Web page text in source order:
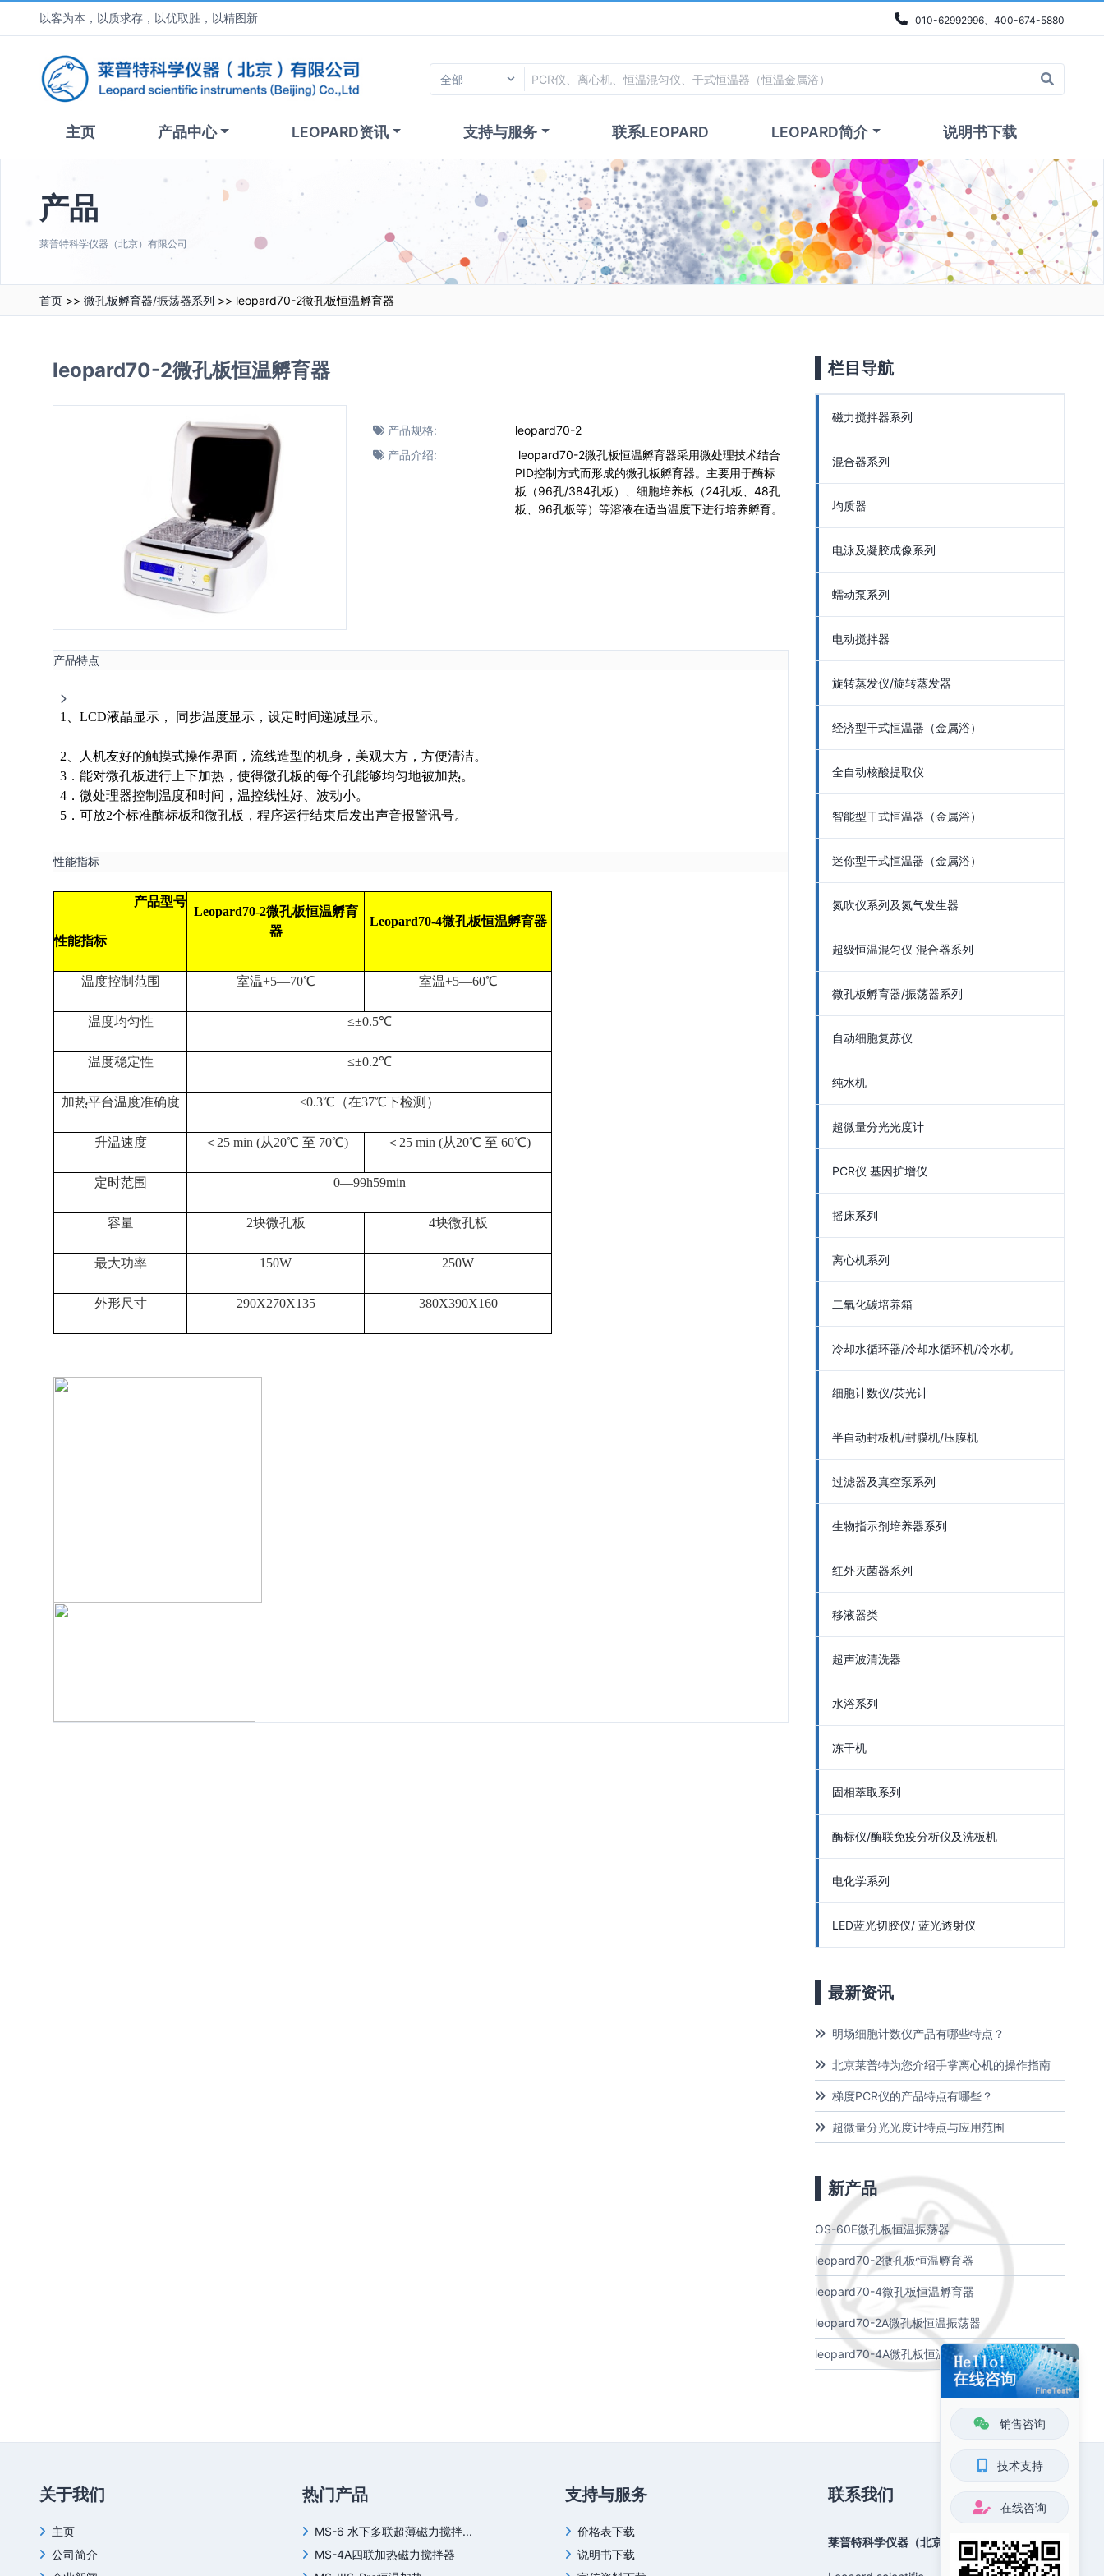
销售咨询
技术支持
在线咨询
以客为本，以质求存，以优取胜，以精图新 010-62992996、400-674-5880
主页 产品中心 LEOPARD资讯 支持与服务 联系LEOPARD LEOPARD简介 说明书下载
产品
莱普特科学仪器（北京）有限公司
首页 >> 微孔板孵育器/振荡器系列 >> leopard70-2微孔板恒温孵育器
leopard70-2微孔板恒温孵育器
产品规格:
leopard70-2
产品介绍:
leopard70-2微孔板恒温孵育器采用微处理技术结合
PID控制方式而形成的微孔板孵育器。主要用于酶标
板（96孔/384孔板）、细胞培养板（24孔板、48孔
板、96孔板等）等溶液在适当温度下进行培养孵育。
产品特点
1 LCD液晶显示， 同步温度显示，设定时间递减显示。
2 、人机友好的触摸式操作界面，流线造型的机身，美观大方，方便清洁。
3 ．能对微孔板进行上下加热，使得微孔板的每个孔能够均匀地被加热。
4 ．微处理器控制温度和时间，温控线性好、波动小。
5 ．可放2个标准酶标板和微孔板，程序运行结束后发出声音报警讯号。
性能指标
产品型号
性能指标
Leopard70-2微孔板恒温孵育
器
Leopard70-4微孔板恒温孵育器
温度控制范围 室温+5—70℃ 室温+5—60℃
温度均匀性 ≤±0.5℃
温度稳定性 ≤±0.2℃
加热平台温度准确度 <0.3℃ （在37℃下检测）
升温速度 ＜ 25 min (从20℃ 至 70℃) ＜ 25 min (从20℃ 至 60℃)
定时范围 0—99h59min
容量 2块微孔板 4块微孔板
最大功率 150W 250W
外形尺寸 290X270X135 380X390X160
栏目导航
磁力搅拌器系列
混合器系列
均质器
电泳及凝胶成像系列
蠕动泵系列
电动搅拌器
旋转蒸发仪/旋转蒸发器
经济型干式恒温器（金属浴）
全自动核酸提取仪
智能型干式恒温器（金属浴）
迷你型干式恒温器（金属浴）
氮吹仪系列及氮气发生器
超级恒温混匀仪 混合器系列
微孔板孵育器/振荡器系列
自动细胞复苏仪
纯水机
超微量分光光度计
PCR仪 基因扩增仪
摇床系列
离心机系列
二氧化碳培养箱
冷却水循环器/冷却水循环机/冷水机
细胞计数仪/荧光计
半自动封板机/封膜机/压膜机
过滤器及真空泵系列
生物指示剂培养器系列
红外灭菌器系列
移液器类
超声波清洗器
水浴系列
冻干机
固相萃取系列
酶标仪/酶联免疫分析仪及洗板机
电化学系列
LED蓝光切胶仪/ 蓝光透射仪
最新资讯
明场细胞计数仪产品有哪些特点？
北京莱普特为您介绍手掌离心机的操作指南
梯度PCR仪的产品特点有哪些？
超微量分光光度计特点与应用范围
新产品
OS-60E微孔板恒温振荡器
leopard70-2微孔板恒温孵育器
leopard70-4微孔板恒温孵育器
leopard70-2A微孔板恒温振荡器
leopard70-4A微孔板恒温振荡器
关于我们
主页
公司简介
热门产品
MS-6 水下多联超薄磁力搅拌...
MS-4A四联加热磁力搅拌器
支持与服务
价格表下载
说明书下载
联系我们
莱普特科学仪器（北京）有限公司